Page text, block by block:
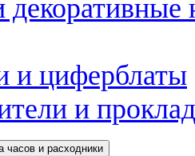
и циферблаты
и
часов и расходники